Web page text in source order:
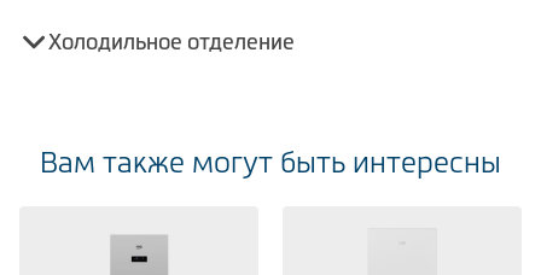
Холодильное отделение
Вам также могут быть интересны